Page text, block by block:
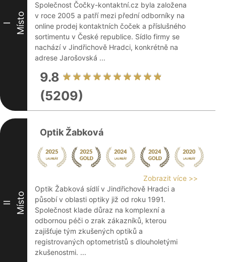
I Místo
Společnost Čočky-kontaktní.cz byla založena
v roce 2005 a patří mezi přední odborníky na
online prodej kontaktních čoček a příslušného
sortimentu v České republice. Sídlo firmy se
nachází v Jindřichově Hradci, konkrétně na
adrese Jarošovská ...
9.8
(5209)
II Místo
Optik Žabková
Zobrazit více >>
Optik Žabková sídlí v Jindřichově Hradci a
působí v oblasti optiky již od roku 1991.
Společnost klade důraz na komplexní a
odbornou péči o zrak zákazníků, kterou
zajišťuje tým zkušených optiků a
registrovaných optometristů s dlouholetými
zkušenostmi. ...